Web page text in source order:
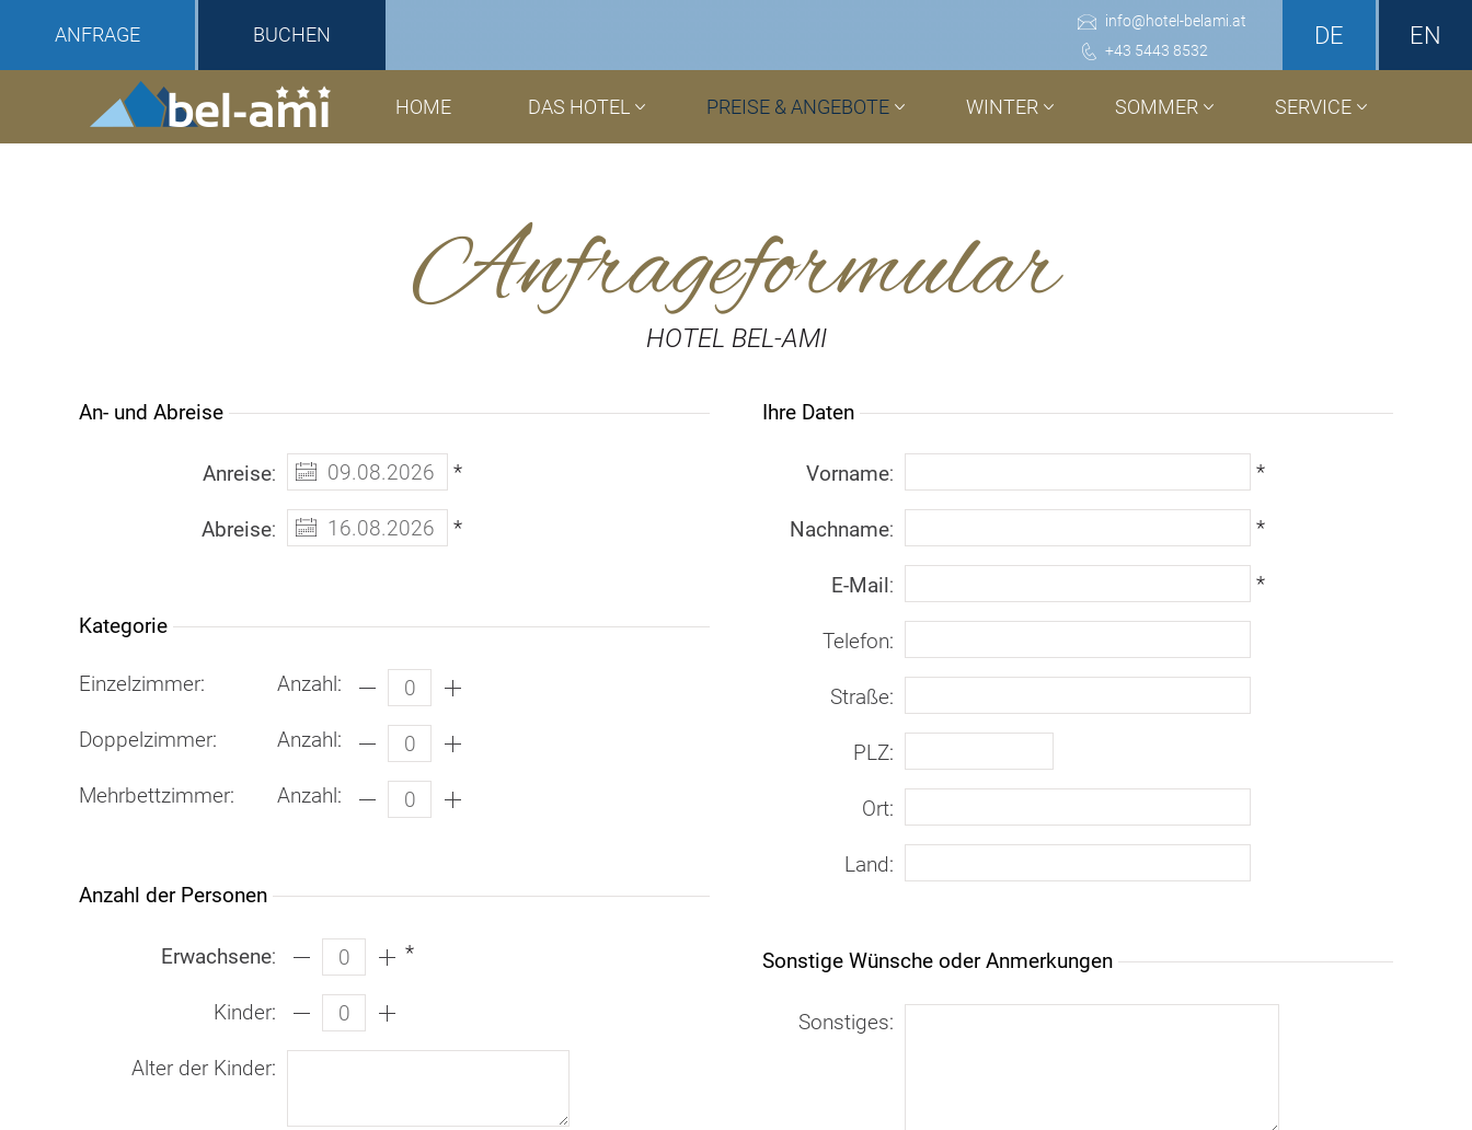
Anfrageformular
HOTEL BEL-AMI
An- und Abreise
Anreise: *
Abreise: *
Kategorie
Einzelzimmer: Anzahl:
Doppelzimmer: Anzahl:
Mehrbettzimmer: Anzahl:
Anzahl der Personen
Erwachsene: *
Kinder:
Alter der Kinder:
Ihre Daten
Vorname: *
Nachname: *
E-Mail: *
Telefon:
Straße:
PLZ:
Ort:
Land:
Sonstige Wünsche oder Anmerkungen
Sonstiges:
HOME DAS HOTEL PREISE & ANGEBOTE WINTER SOMMER SERVICE
ANFRAGE BUCHEN DE EN
info@hotel-belami.at
+43 5443 8532